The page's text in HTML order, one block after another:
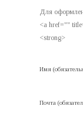
Для
<a href=""
<strong>
Имя
Почта